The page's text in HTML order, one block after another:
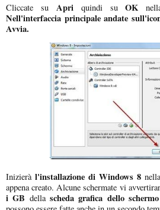
Cliccate suApri quindi suOK
Nell'interfaccia principale andate
Avvia.
Inizierà l'installazione di Windows 8
appena creato. Alcune schermate vi
i GB dellascheda grafica dello schermo